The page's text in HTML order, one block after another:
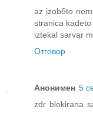
az izob6to
stranica
iztekal sarvar
Отговор
Анонимен 5
zdr blokirana